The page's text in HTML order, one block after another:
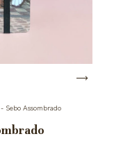
Sebo Assombrado